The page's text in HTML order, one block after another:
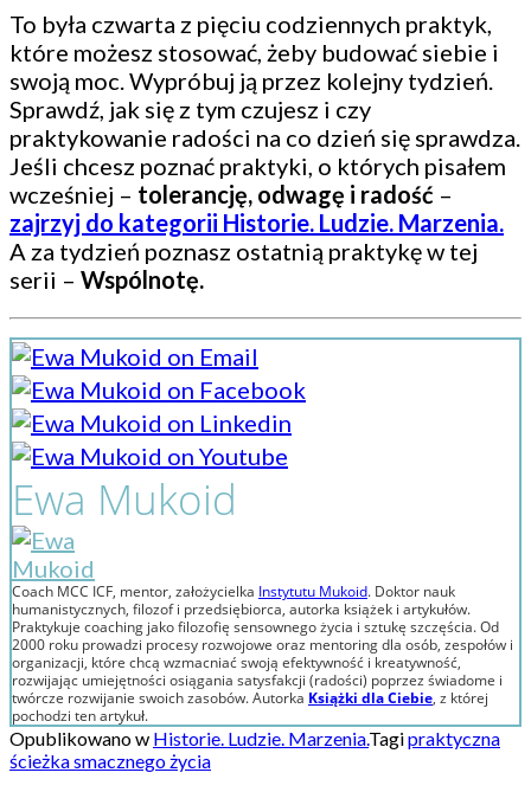
To była czwarta z pięciu codziennych praktyk,
które możesz stosować, żeby budować siebie i
swoją moc. Wypróbuj ją przez kolejny tydzień.
Sprawdź, jak się z tym czujesz i czy
praktykowanie radości na co dzień się sprawdza.
Jeśli chcesz poznać praktyki, o których pisałem
wcześniej – tolerancję, odwagę i radość –
zajrzyj do kategorii Historie. Ludzie. Marzenia.
A za tydzień poznasz ostatnią praktykę w tej
serii – Wspólnotę.
Ewa Mukoid
Coach MCC ICF, mentor, założycielka Instytutu Mukoid. Doktor nauk
humanistycznych, filozof i przedsiębiorca, autorka książek i artykułów.
Praktykuje coaching jako filozofię sensownego życia i sztukę szczęścia. Od
2000 roku prowadzi procesy rozwojowe oraz mentoring dla osób, zespołów i
organizacji, które chcą wzmacniać swoją efektywność i kreatywność,
rozwijając umiejętności osiągania satysfakcji (radości) poprzez świadome i
twórcze rozwijanie swoich zasobów. Autorka Książki dla Ciebie, z której
pochodzi ten artykuł.
Opublikowano w Historie. Ludzie. Marzenia.Tagipraktyczna
ścieżka smacznego życia